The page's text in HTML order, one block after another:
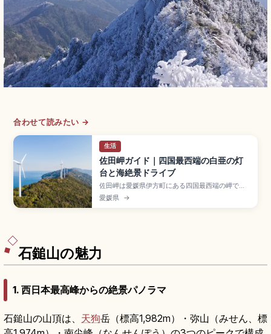
合わせて読みたい →
生活
佐田岬ガイド｜四国最西端の白亜の灯
台と海絶景ドライブ
佐田岬は愛媛県伊方町にある四国最西端の岬で、
全長約40〜50kmの国内有数の細長い半島の先端
に位置するスポット。白亜の佐田岬灯台、椿山展
愛媛県 →
石鎚山の魅力
1. 西日本最高峰からの絶景パノラマ
石鎚山の山頂は、 天狗岳（標高1,982m）・弥山（みせん、標